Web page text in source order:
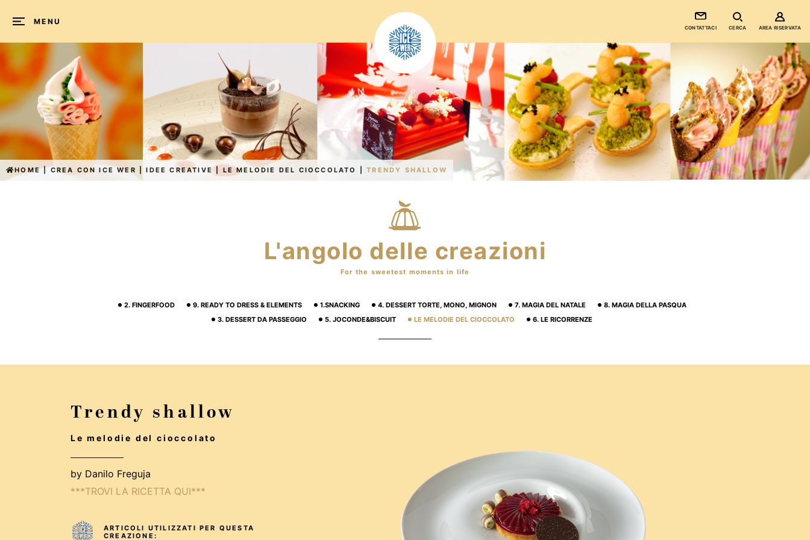
MENU
CONTATTACI CERCA AREA RISERVATA
HOME| CREA CON ICE WER |IDEE CREATIVE| LE MELODIE DEL CIOCCOLATO |TRENDY SHALLOW
L'angolo delle creazioni
For the sweetest moments in life
2. FINGERFOOD 9. READY TO DRESS & ELEMENTS 1.SNACKING 4. DESSERT TORTE, MONO, MIGNON 7. MAGIA DEL NATALE
8. MAGIA DELLA PASQUA
3. DESSERT DA PASSEGGIO
5. JOCONDE&BISCUIT LE MELODIE DEL CIOCCOLATO 6. LE RICORRENZE
Trendy shallow
Le melodie del cioccolato
by Danilo Freguja
***TROVI LA RICETTA QUI***
ARTICOLI UTILIZZATI PER QUESTA
CREAZIONE: